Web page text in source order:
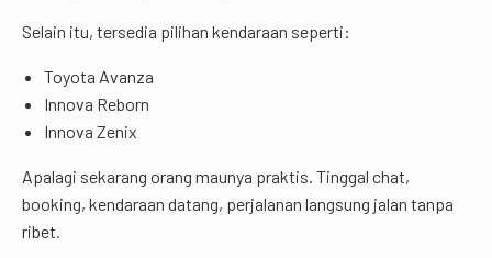
Selain itu, tersedia pilihan kendaraan seperti:
Toyota Avanza
Innova Reborn
Innova Zenix
Apalagi sekarang orang maunya praktis. Tinggal chat,
booking, kendaraan datang, perjalanan langsung jalan tanpa
ribet.